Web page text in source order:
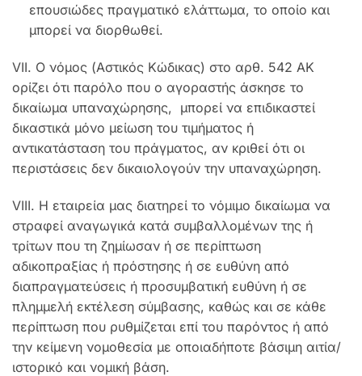
επουσιώδες πραγματικό ελάττωμα, το οποίο και
μπορεί να διορθωθεί.
VII. Ο νόμος (Αστικός Κώδικας) στο αρθ. 542 ΑΚ
ορίζει ότι παρόλο που ο αγοραστής άσκησε το
δικαίωμα υπαναχώρησης, μπορεί να επιδικαστεί
δικαστικά μόνο μείωση του τιμήματος ή
αντικατάσταση του πράγματος, αν κριθεί ότι οι
περιστάσεις δεν δικαιολογούν την υπαναχώρηση.
VIII. Η εταιρεία μας διατηρεί το νόμιμο δικαίωμα να
στραφεί αναγωγικά κατά συμβαλλομένων της ή
τρίτων που τη ζημίωσαν ή σε περίπτωση
αδικοπραξίας ή πρόστησης ή σε ευθύνη από
διαπραγματεύσεις ή προσυμβατική ευθύνη ή σε
πλημμελή εκτέλεση σύμβασης, καθώς και σε κάθε
περίπτωση που ρυθμίζεται επί του παρόντος ή από
την κείμενη νομοθεσία με οποιαδήποτε βάσιμη αιτία/
ιστορικό και νομική βάση.